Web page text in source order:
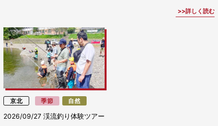
詳しく読む
京北 季節 自然
2026/09/27渓流釣り体験ツアー